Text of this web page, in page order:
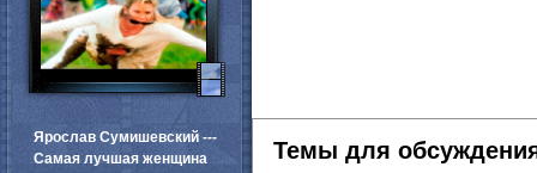
Темы для
Ярослав Сумишевский ---
Самая лучшая женщина